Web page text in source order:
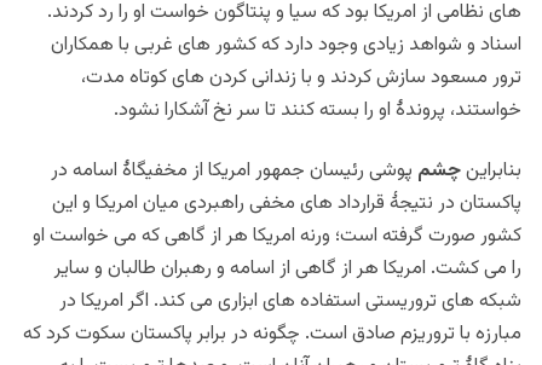
های نظامی از امریکا بود که سیا و پنتاگون خواست او را رد کردند.
اسناد و شواهد زیادی وجود دارد که کشور های غربی با همکاران
ترور مسعود سازش کردند و با زندانی کردن های کوتاه مدت،
خواستند، پروندۀ او را بسته کنند تا سر نخ آشکارا نشود.
بنابراینچشم پوشی رئیسان جمهور امریکا از مخفیگاۀ اسامه در
پاکستان در نتیجۀ قرارداد های مخفی راهبردی میان امریکا و این
کشور صورت گرفته است؛ ورنه امریکا هر از گاهی که می خواست او
را می کشت. امریکا هر از گاهی از اسامه و رهبران طالبان و سایر
شبکه های تروریستی استفاده های ابزاری می کند. اگر امریکا در
مبارزه با تروریزم صادق است. چگونه در برابر پاکستان سکوت کرد که